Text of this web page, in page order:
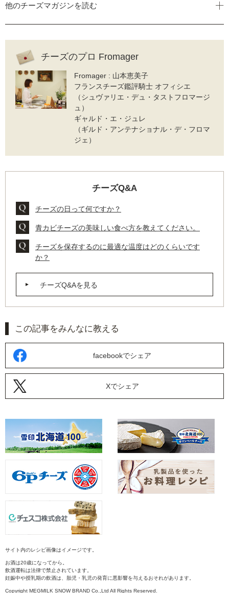
他のチーズマガジンを読む
チーズのプロ Fromager
Fromager : 山本恵美子
フランスチーズ鑑評騎士 オフィシエ
（シュヴァリエ・デュ・タストフロマージ
ュ）
ギャルド・エ・ジュレ
（ギルド・アンテナショナル・デ・フロマ
ジェ）
チーズQ&A
チーズの日って何ですか？
青カビチーズの美味しい食べ方を教えてください。
チーズを保存するのに最適な温度はどのくらいです
か？
チーズQ&Aを見る
この記事をみんなに教える
facebookでシェア
Xでシェア
サイト内のレシピ画像はイメージです。
お酒は20歳になってから。
飲酒運転は法律で禁止されています。
妊娠中や授乳期の飲酒は、胎児・乳児の発育に悪影響を与えるおそれがあります。
Copyright MEGMILK SNOW BRAND Co.,Ltd All Rights Reserved.